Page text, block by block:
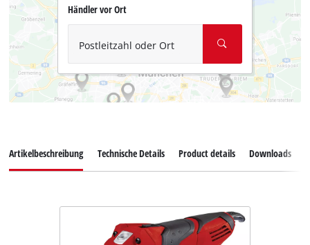
Händler vor Ort
Postleitzahl oder Ort
Artikelbeschreibung Technische Details Product details Downloads